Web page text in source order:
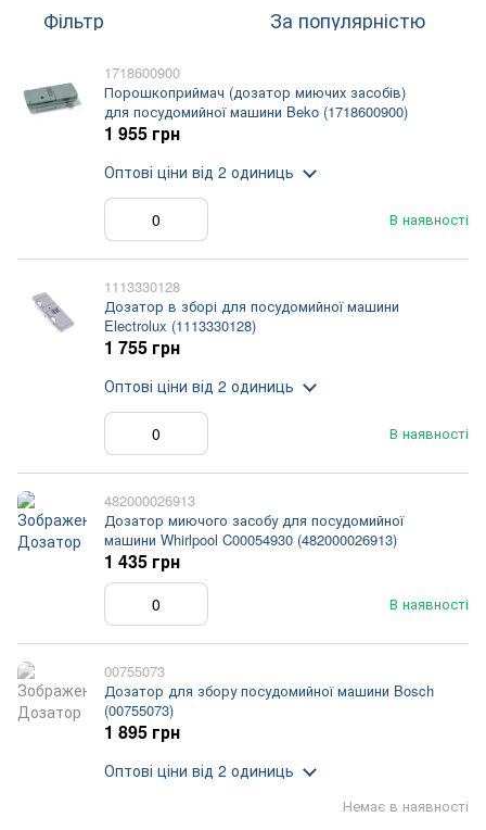
Фільтр За популярністю
1718600900
Порошкоприймач (дозатор миючих засобів)
для посудомийної машини Beko (1718600900)
В наявності
1 955 грн
Оптові ціни від 2 одиниць
1113330128
Дозатор в зборі для посудомийної машини
Electrolux (1113330128)
В наявності
1 755 грн
Оптові ціни від 2 одиниць
482000026913
Дозатор миючого засобу для посудомийної
машини Whirlpool C00054930 (482000026913)
В наявності
1 435 грн
00755073
Дозатор для збору посудомийної машини Bosch
(00755073)
Немає в наявності
1 895 грн
Оптові ціни від 2 одиниць